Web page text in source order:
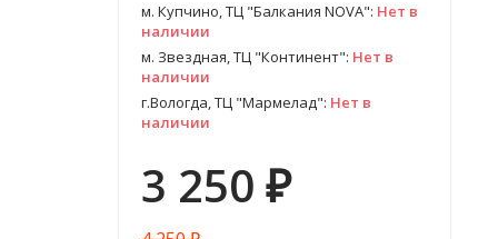
м. Купчино, ТЦ "Балкания NOVA": Нет в
наличии
м. Звездная, ТЦ "Континент": Нет в
наличии
г.Вологда, ТЦ "Мармелад": Нет в
наличии
3 250 ₽